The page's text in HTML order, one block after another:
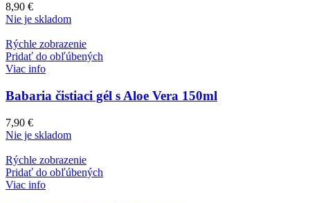
8,90 €
Nie je skladom
Rýchle zobrazenie
Pridať do obľúbených
Viac info
Babaria čistiaci gél s Aloe Vera 150ml
7,90 €
Nie je skladom
Rýchle zobrazenie
Pridať do obľúbených
Viac info